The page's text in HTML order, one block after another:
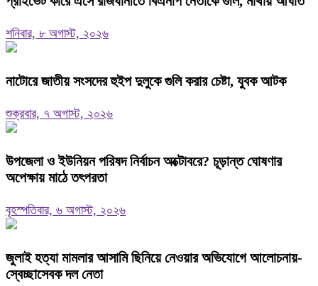
শনিবার, ৮ অগাস্ট, ২০২৬
নাটোরে জাতীয় সংসদের হুইপ দুলুকে গুলি করার চেষ্টা, যুবক আটক
শুক্রবার, ৭ অগাস্ট, ২০২৬
উপজেলা ও ইউনিয়ন পরিষদ নির্বাচন অক্টোবরে? চূড়ান্ত ঘোষণার
অপেক্ষায় মাঠে তৎপরতা
বৃহস্পতিবার, ৬ অগাস্ট, ২০২৬
জুলাই হত্যা মামলার আসামি ছিনিয়ে নেওয়ার অভিযোগে আলোচনায়-
স্বেচ্ছাসেবক দল নেতা